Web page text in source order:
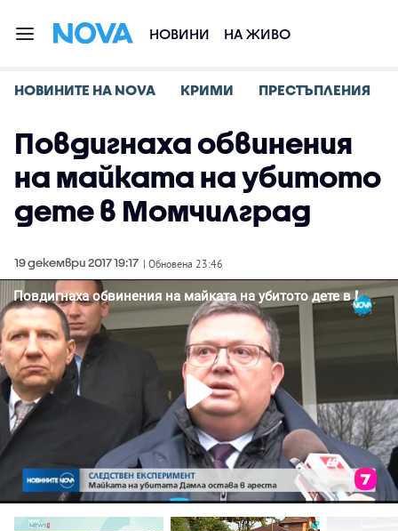
НОВИНИ НА ЖИВО
НОВИНИТЕ НА NOVA КРИМИ ПРЕСТЪПЛЕНИЯ
Повдигнаха обвинения
на майката на убитото
дете в Момчилград
19 декември 2017 19:17 | Обновена 23:46